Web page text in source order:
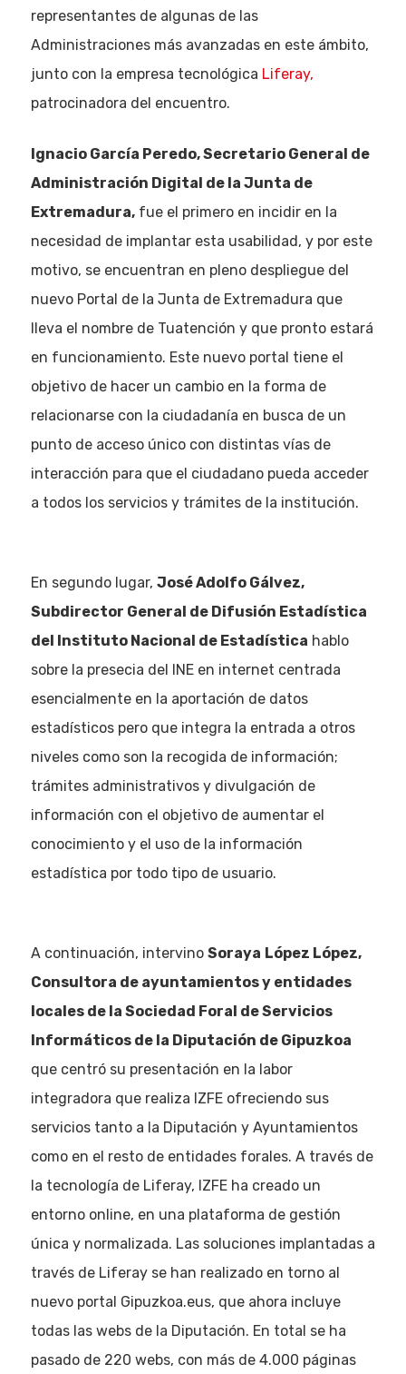
representantes de algunas de las
Administraciones más avanzadas en este ámbito,
junto con la empresa tecnológica Liferay,
patrocinadora del encuentro.
Ignacio García Peredo, Secretario General de
Administración Digital de la Junta de
Extremadura,fue el primero en incidir en la
necesidad de implantar esta usabilidad, y por este
motivo, se encuentran en pleno despliegue del
nuevo Portal de la Junta de Extremadura que
lleva el nombre de Tuatención y que pronto estará
en funcionamiento. Este nuevo portal tiene el
objetivo de hacer un cambio en la forma de
relacionarse con la ciudadanía en busca de un
punto de acceso único con distintas vías de
interacción para que el ciudadano pueda acceder
a todos los servicios y trámites de la institución.
En segundo lugar, José Adolfo Gálvez,
Subdirector General de Difusión Estadística
del Instituto Nacional de Estadística hablo
sobre la presecia del INE en internet centrada
esencialmente en la aportación de datos
estadísticos pero que integra la entrada a otros
niveles como son la recogida de información;
trámites administrativos y divulgación de
información con el objetivo de aumentar el
conocimiento y el uso de la información
estadística por todo tipo de usuario.
A continuación, intervino Soraya López López,
Consultora de ayuntamientos y entidades
locales de la Sociedad Foral de Servicios
Informáticos de la Diputación de Gipuzkoa
que centró su presentación en la labor
integradora que realiza IZFE ofreciendo sus
servicios tanto a la Diputación y Ayuntamientos
como en el resto de entidades forales. A través de
la tecnología de Liferay, IZFE ha creado un
entorno online, en una plataforma de gestión
única y normalizada. Las soluciones implantadas a
través de Liferay se han realizado en torno al
nuevo portal Gipuzkoa.eus, que ahora incluye
todas las webs de la Diputación. En total se ha
pasado de 220 webs, con más de 4.000 páginas
Eventos
Empresas
Noticias